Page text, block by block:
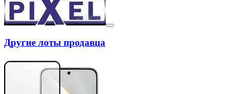
Другие лоты продавца